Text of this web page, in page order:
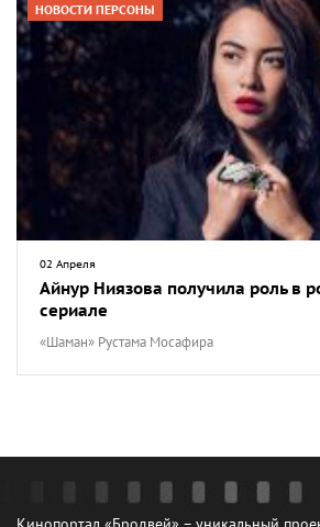
НОВОСТИ ПЕРСОНЫ
02 Апреля
Айнур Ниязова получила роль в
сериале
«Шаман» Рустама Мосафира